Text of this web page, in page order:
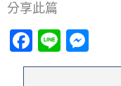
分享此篇
Facebook
Line